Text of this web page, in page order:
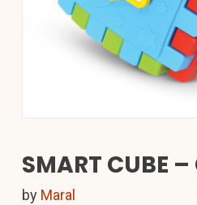
SMART CUBE
by Maral